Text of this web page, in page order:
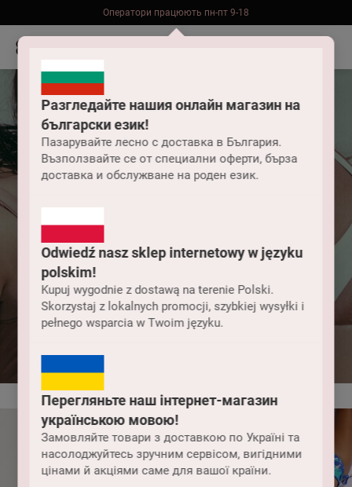
Разгледайте нашия онлайн магазин на
български език!
Пазарувайте лесно с доставка в България.
Възползвайте се от специални оферти, бърза
доставка и обслужване на роден език.
Odwiedź nasz sklep internetowy w języku
polskim!
Kupuj wygodnie z dostawą na terenie Polski.
Skorzystaj z lokalnych promocji, szybkiej wysyłki i
pełnego wsparcia w Twoim języku.
Перегляньте наш інтернет-магазин
українською мовою!
Замовляйте товари з доставкою по Україні та
насолоджуйтесь зручним сервісом, вигідними
цінами й акціями саме для вашої країни.
Безкоштовна доставка до складу НП замовлень від 2000 грн
Жіночі купальники